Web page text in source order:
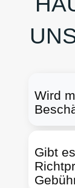
Wird
Gibt